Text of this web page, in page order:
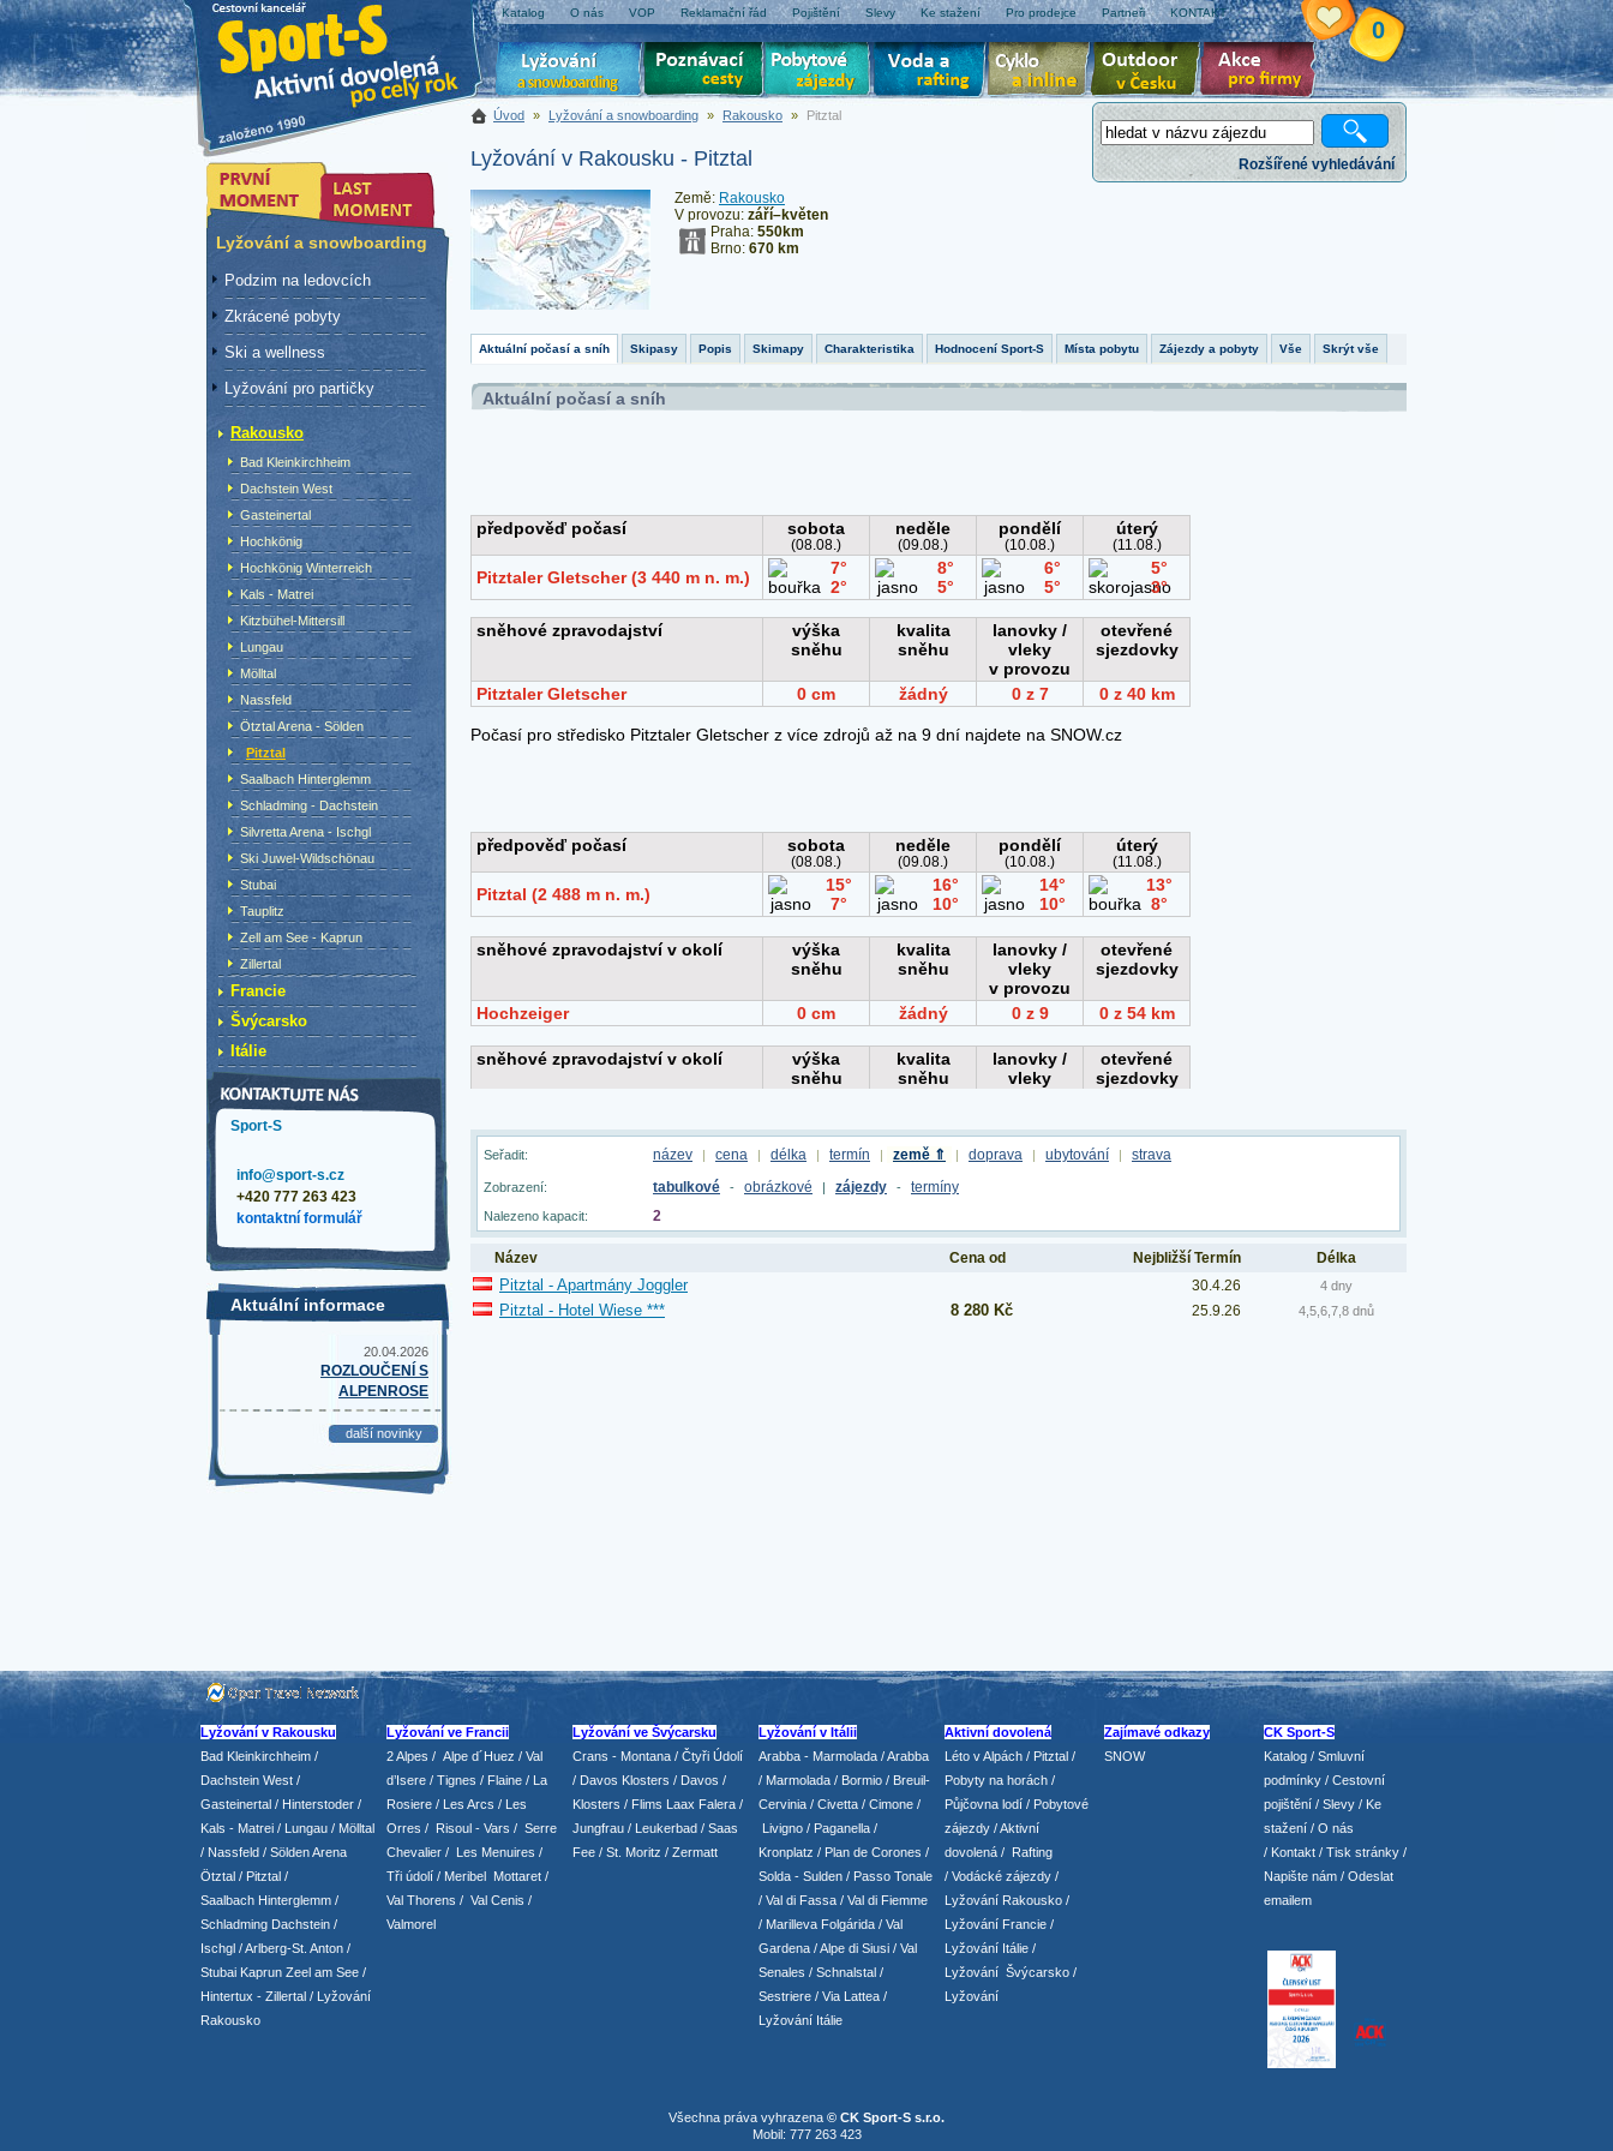
Katalog O nás VOP Reklamační řád Pojištění Slevy Ke stažení Pro prodejce Partneři KONTAKT
0
Rozšířené vyhledávání
Úvod » Lyžování a snowboarding » Rakousko » Pitztal
Lyžování v Rakousku - Pitztal
Země: Rakousko
V provozu: září–květen
Praha: 550km
Brno: 670 km
Aktuální počasí a sníh Skipasy Popis Skimapy Charakteristika Hodnocení Sport-S Místa pobytu Zájezdy a pobyty Vše Skrýt vše
Aktuální počasí a sníh
Seřadit: název | cena | délka | termín | země ⇑ | doprava | ubytování | strava
Zobrazení: tabulkové - obrázkové | zájezdy - termíny
Nalezeno kapacit: 2
Název Cena od Nejbližší Termín Délka
Pitztal - Apartmány Joggler 30.4.26 4 dny
Pitztal - Hotel Wiese *** 8 280 Kč 25.9.26 4,5,6,7,8 dnů
Lyžování a snowboarding
Podzim na ledovcích
Zkrácené pobyty
Ski a wellness
Lyžování pro partičky
Rakousko
Bad Kleinkirchheim
Dachstein West
Gasteinertal
Hochkönig
Hochkönig Winterreich
Kals - Matrei
Kitzbühel-Mittersill
Lungau
Mölltal
Nassfeld
Ötztal Arena - Sölden
Pitztal
Saalbach Hinterglemm
Schladming - Dachstein
Silvretta Arena - Ischgl
Ski Juwel-Wildschönau
Stubai
Tauplitz
Zell am See - Kaprun
Zillertal
Francie
Švýcarsko
Itálie
Sport-S
info@sport-s.cz
+420 777 263 423
kontaktní formulář
Aktuální informace
20.04.2026
ROZLOUČENÍ S
ALPENROSE
další novinky
Lyžování v Rakousku
Bad Kleinkirchheim /
Dachstein West /
Gasteinertal / Hinterstoder /
Kals - Matrei / Lungau / Mölltal
/ Nassfeld / Sölden Arena
Ötztal / Pitztal /
Saalbach Hinterglemm /
Schladming Dachstein /
Ischgl /Arlberg-St. Anton /
Stubai Kaprun Zeel am See /
Hintertux - Zillertal / Lyžování
Rakousko
Lyžování ve Francii
2 Alpes / Alpe d´Huez / Val
d’Isere / Tignes / Flaine / La
Rosiere / Les Arcs / Les
Orres / Risoul - Vars / Serre
Chevalier / Les Menuires /
Tři údolí / Meribel Mottaret /
Val Thorens / Val Cenis /
Valmorel
Lyžování ve Švýcarsku
Crans - Montana / Čtyři Údolí
/ Davos Klosters / Davos /
Klosters / Flims Laax Falera /
Jungfrau / Leukerbad / Saas
Fee / St. Moritz / Zermatt
Lyžování v Itálii
Arabba - Marmolada /Arabba
/ Marmolada / Bormio / Breuil-
Cervinia / Civetta / Cimone /
Livigno / Paganella /
Kronplatz / Plan de Corones /
Solda - Sulden / Passo Tonale
/ Val di Fassa / Val di Fiemme
/ Marilleva Folgárida / Val
Gardena /Alpe di Siusi / Val
Senales / Schnalstal /
Sestriere / Via Lattea /
Lyžování Itálie
Aktivní dovolená
Léto v Alpách / Pitztal /
Pobyty na horách /
Půjčovna lodí / Pobytové
zájezdy /Aktivní
dovolená / Rafting
/ Vodácké zájezdy /
Lyžování Rakousko /
Lyžování Francie /
Lyžování Itálie /
Lyžování Švýcarsko /
Lyžování
Zajímavé odkazy
SNOW
CK Sport-S
Katalog / Smluvní
podmínky / Cestovní
pojištění / Slevy / Ke
stažení / O nás
/ Kontakt / Tisk stránky /
Napište nám / Odeslat
emailem
Všechna práva vyhrazena © CK Sport-S s.r.o.
Mobil: 777 263 423